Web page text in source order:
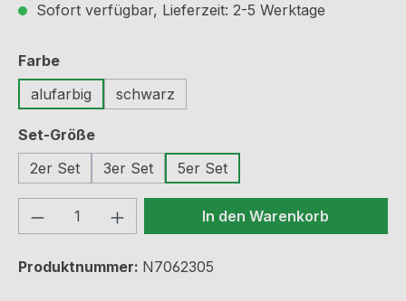
Sofort verfügbar, Lieferzeit: 2-5 Werktage
Farbeauswählen
alufarbig
schwarz
Set-Größeauswählen
2er Set
3er Set 5er Set
Produkt Anzahl: Gib denIn den Warenkorb
Produktnummer: N7062305